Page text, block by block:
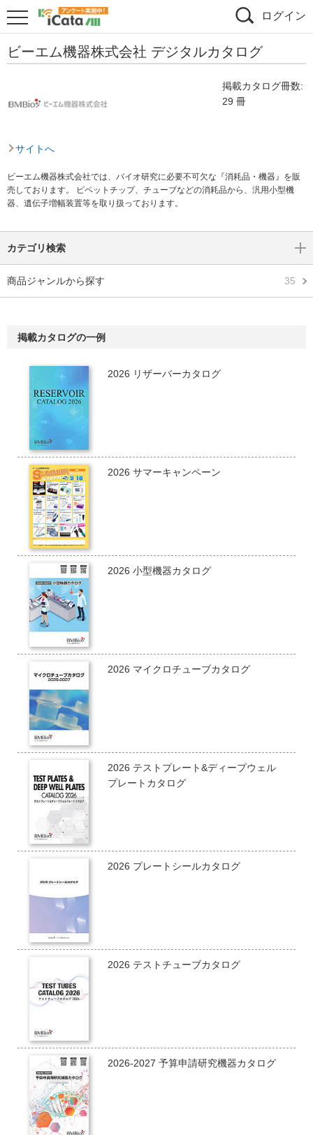
ログイン
ビーエム機器株式会社 デジタルカタログ
掲載カタログ冊数:
29 冊
サイトへ
ビーエム機器株式会社では、バイオ研究に必要不可欠な『消耗品・機器』を販
売しております。 ピペットチップ、チューブなどの消耗品から、汎用小型機
器、遺伝子増幅装置等を取り扱っております。
カテゴリ検索
商品ジャンルから探す 35
掲載カタログの一例
2026 リザーバーカタログ
2026 サマーキャンペーン
2026 小型機器カタログ
2026 マイクロチューブカタログ
2026 テストプレート&ディープウェル
プレートカタログ
2026 プレートシールカタログ
2026 テストチューブカタログ
2026-2027 予算申請研究機器カタログ